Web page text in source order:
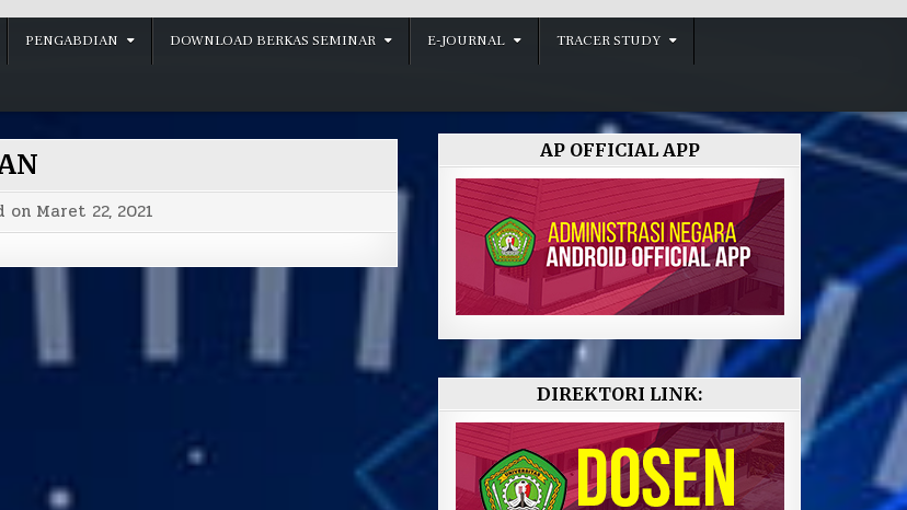
PENGABDIAN DOWNLOAD BERKAS SEMINAR E-JOURNAL TRACER STUDY
on Maret 22, 2021
AP OFFICIAL APP
DIREKTORI LINK: